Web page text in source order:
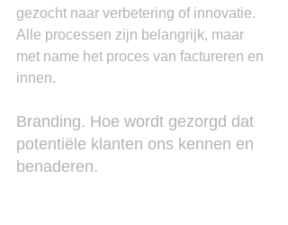
gezocht naar verbetering of innovatie.
Alle processen zijn belangrijk, maar
met name het proces van factureren en
innen.
Branding. Hoe wordt gezorgd dat
potentiële klanten ons kennen en
benaderen.